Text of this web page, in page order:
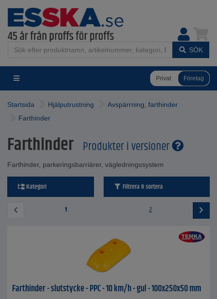
SÖK
Privat Företag
Startsida Hjälputrustning
Avspärrning, farthinder
Farthinder
Farthinder Produkter i versioner
Farthinder, parkeringsbarriärer, vägledningssystem
Kategori Filtrera & sortera
1 2
Farthinder - slutstycke - PPC - 10 km/h - gul - 100x250x50 mm